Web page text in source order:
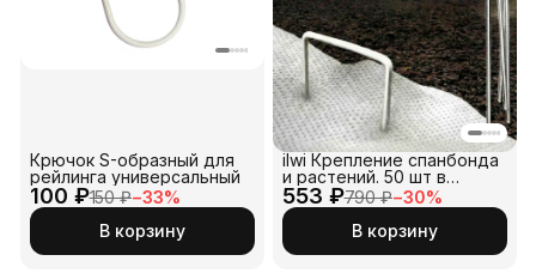
100 ₽150 ₽−33%
Крючок S-образный для
рейлинга универсальный
В корзину
553 ₽790 ₽−30%
ilwi Крепление спанбонда
и растений. 50 шт в
комплекте. Габариты 150
мм * 40 мм.
Металлические скобы для
укрывного материала и
агроткани.
В корзину